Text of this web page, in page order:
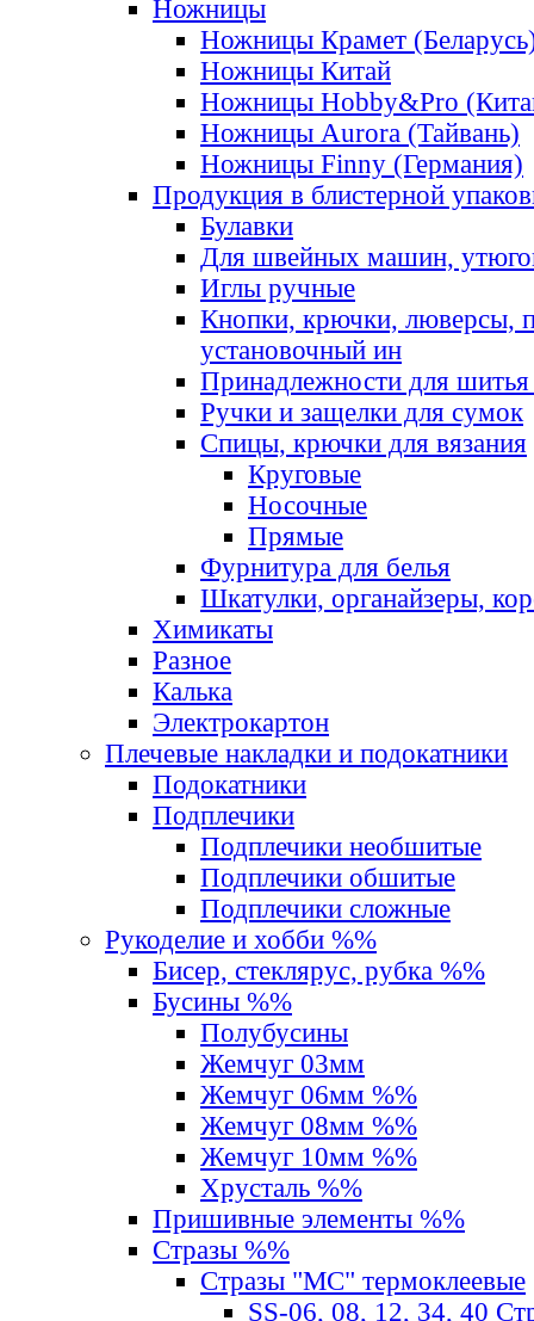
Ножницы
Ножницы Крамет
Ножницы Китай
Ножницы Hobby&Pro
Ножницы Aurora (Тайвань)
Ножницы Finny (Германия)
Продукция в блистерной
Булавки
Для швейных машин,
Иглы ручные
Кнопки, крючки, люверсы,
установочный ин
Принадлежности для шитья
Ручки и защелки для сумок
Спицы, крючки для вязания
Круговые
Носочные
Прямые
Фурнитура для белья
Шкатулки, органайзеры,
Химикаты
Разное
Калька
Электрокартон
Плечевые накладки и подокатники
Подокатники
Подплечики
Подплечики необшитые
Подплечики обшитые
Подплечики сложные
Рукоделие и хобби %%
Бисер, стеклярус, рубка %%
Бусины %%
Полубусины
Жемчуг 03мм
Жемчуг 06мм %%
Жемчуг 08мм %%
Жемчуг 10мм %%
Хрусталь %%
Пришивные элементы %%
Стразы %%
Стразы "MС" термоклеевые
SS-06, 08, 12, 34, 40